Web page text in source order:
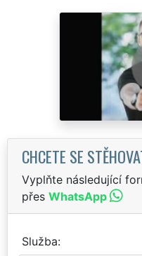
CHCETE SE
Vyplňte následující
přes WhatsApp
Služba